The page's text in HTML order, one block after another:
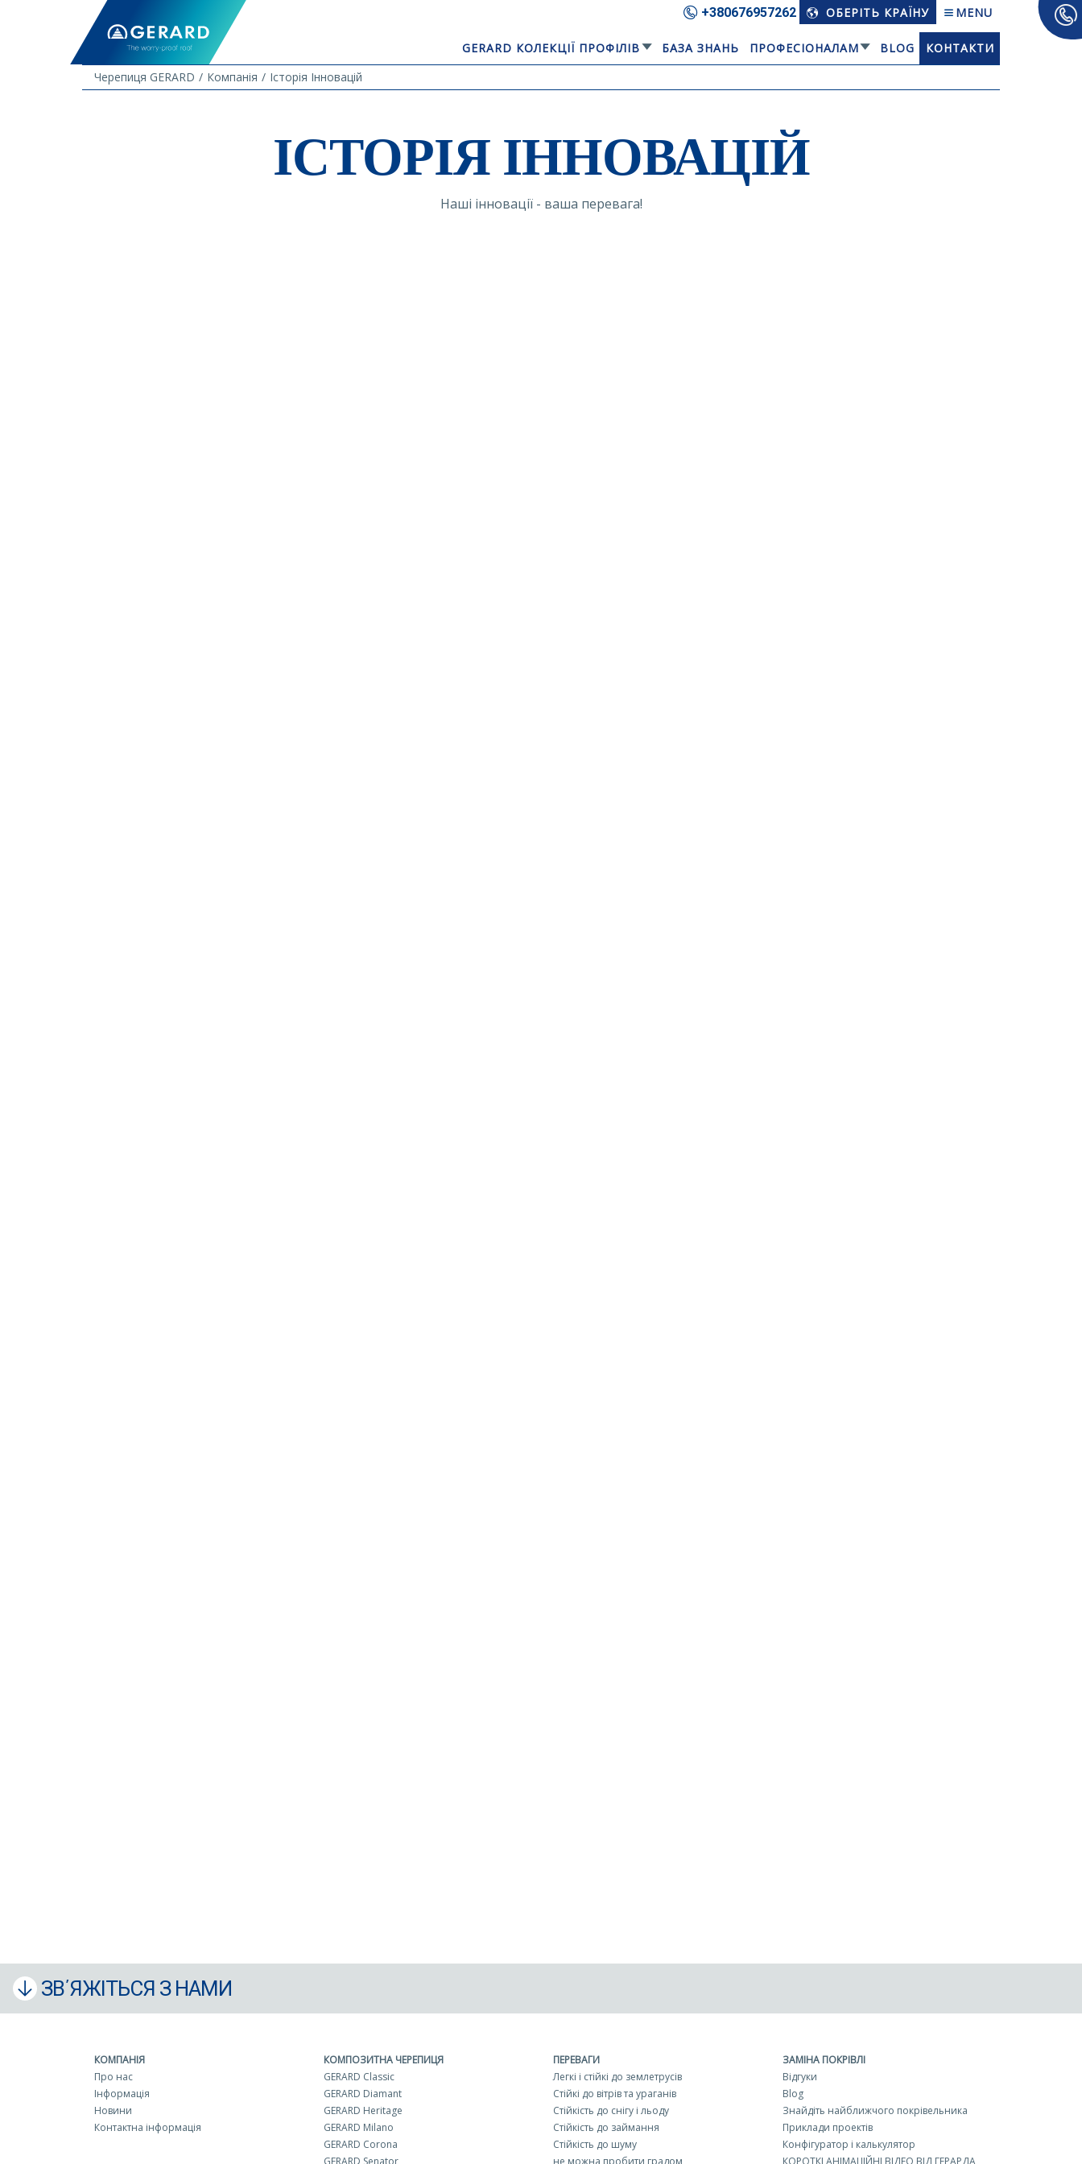
+380676­957262 ОБЕРІТЬ КРАЇНУ MENU
GERARD КОЛЕКЦІЇ ПРОФІЛІВ БАЗА ЗНАНЬ ПРОФЕСІОНАЛАМ BLOG
КОНТАКТИ
Черепиця GERARD
Компанія Історія Інновацій
ІСТОРІЯ ІННОВАЦІЙ
Наші інновації - ваша перевага!
ЗВ΄ЯЖІТЬСЯ З НАМИ
КОМПАНІЯ
Про нас
Інформація
Новини
Контактна інформація
КОМПОЗИТНА ЧЕРЕПИЦЯ
GERARD Classic
GERARD Diamant
GERARD Heritage
GERARD Milano
GERARD Corona
GERARD Senator
ПЕРЕВАГИ
Легкі і стійкі до землетрусів
Стійкі до вітрів та ураганів
Стійкість до снігу і льоду
Стійкість до займання
Стійкість до шуму
не можна пробити градом
ЗАМІНА ПОКРІВЛІ
Відгуки
Blog
Знайдіть найближчого покрівельника
Приклади проектів
Конфігуратор і калькулятор
КОРОТКІ АНІМАЦІЙНІ ВІДЕО ВІД ГЕРАРДА